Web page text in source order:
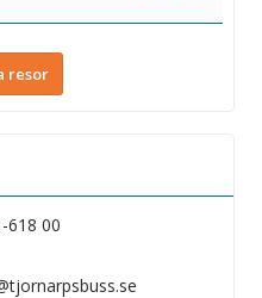
resor
618 00